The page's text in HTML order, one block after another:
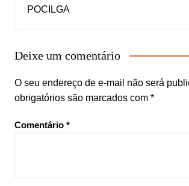
POCILGA
Deixe um comentário
O seu endereço de e-mail não será
obrigatórios são marcados com *
Comentário *